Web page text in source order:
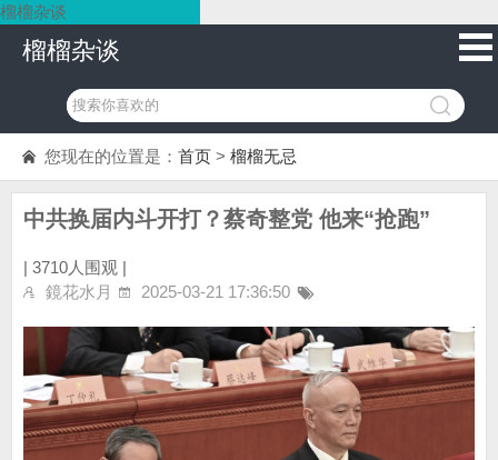
榴榴杂谈
榴榴杂谈
您现在的位置是： 首页 > 榴榴无忌
中共换届内斗开打？蔡奇整党 他来“抢跑”
| 3710人围观 |
鏡花水月
2025-03-21 17:36:50